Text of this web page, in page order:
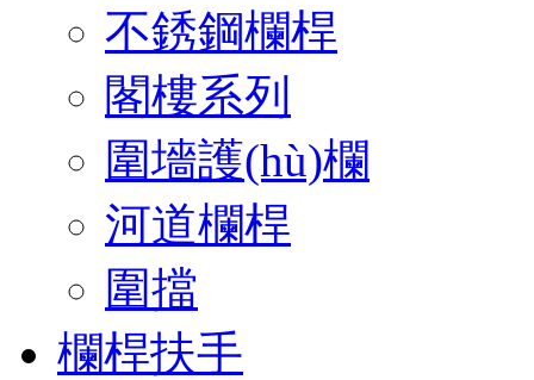
不銹鋼欄桿
閣樓系列
圍墻護(hù)欄
河道欄桿
圍擋
欄桿扶手